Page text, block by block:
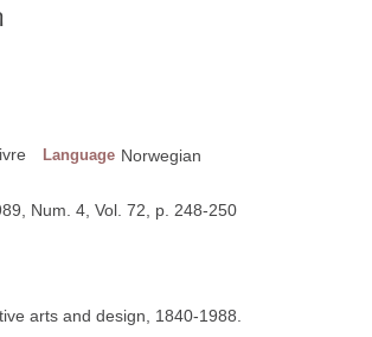
Language Norwegian
Num. 4, Vol. 72, p. 248-250
arts and design, 1840-1988.